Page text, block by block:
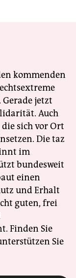
kommenden
jetzt
Auch
sich vor Ort
Die taz
im
bundesweit
einen
und Erhalt
guten, frei
Finden Sie
Sie